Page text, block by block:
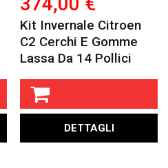
Kit Invernale Citroen
C2 Cerchi E Gomme
Lassa Da 14 Pollici
DETTAGLI